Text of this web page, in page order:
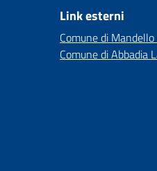
Link esterni
Comune di
Comune di Abbadia